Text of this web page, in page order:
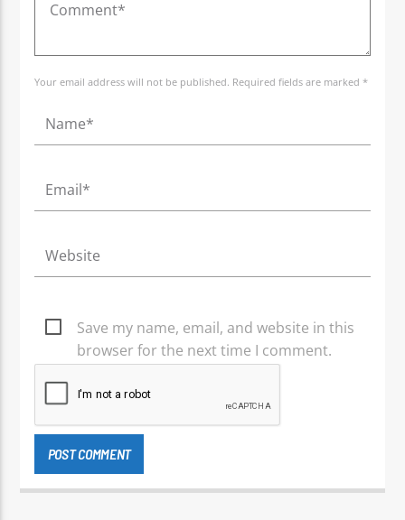
Your email address will not be published. Required fields are marked *
Save my name, email, and website in this
browser for the next time I comment.